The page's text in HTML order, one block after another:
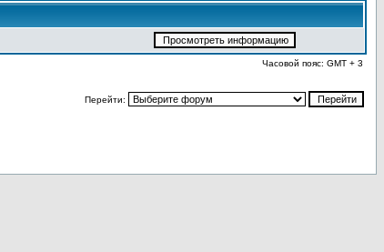
Часовой пояс: GMT + 3
Перейти: